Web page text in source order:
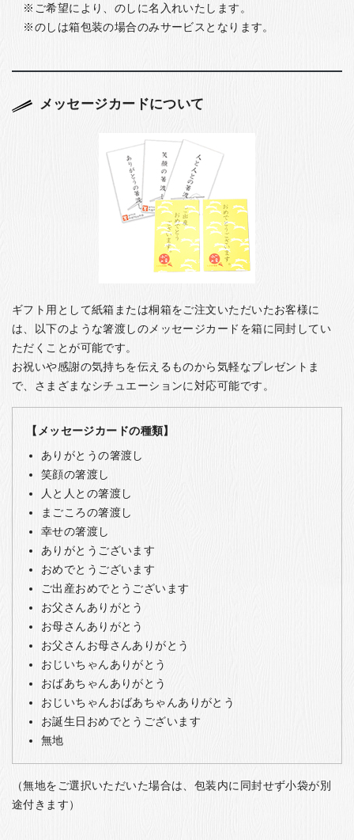
ご希望により、のしに名入れいたします。
のしは箱包装の場合のみサービスとなります。
メッセージカードについて
ギフト用として紙箱または桐箱をご注文いただいたお客様に
は、以下のような箸渡しのメッセージカードを箱に同封してい
ただくことが可能です。
お祝いや感謝の気持ちを伝えるものから気軽なプレゼントま
で、さまざまなシチュエーションに対応可能です。
【メッセージカードの種類】
ありがとうの箸渡し
笑顔の箸渡し
人と人との箸渡し
まごころの箸渡し
幸せの箸渡し
ありがとうございます
おめでとうございます
ご出産おめでとうございます
お父さんありがとう
お母さんありがとう
お父さんお母さんありがとう
おじいちゃんありがとう
おばあちゃんありがとう
おじいちゃんおばあちゃんありがとう
お誕生日おめでとうございます
無地
（無地をご選択いただいた場合は、包装内に同封せず小袋が別
途付きます）